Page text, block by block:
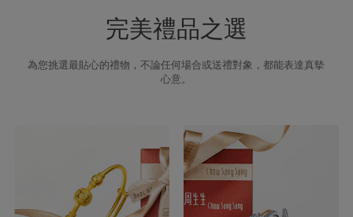
完美禮品之選
為您挑選最貼心的禮物，不論任何場合或送禮對象，都能表達真摰
心意。